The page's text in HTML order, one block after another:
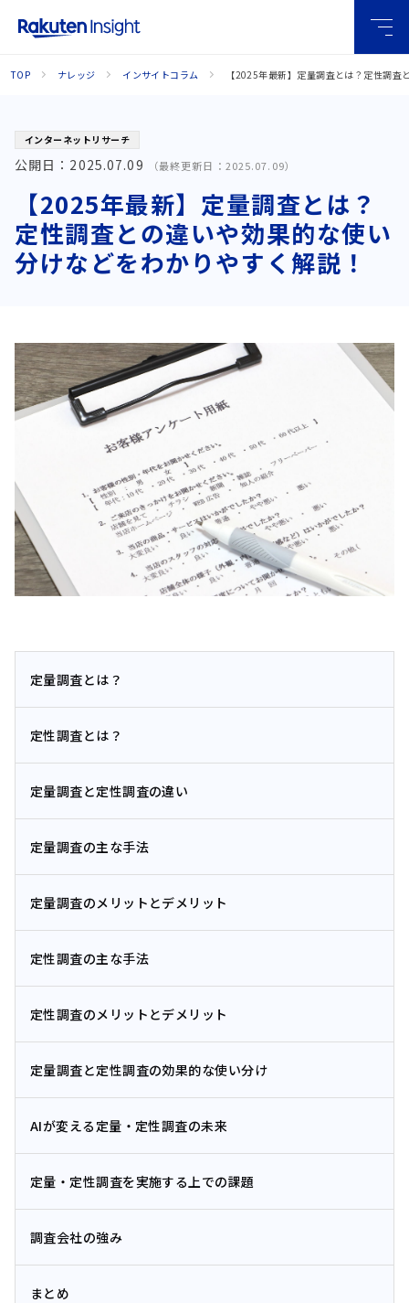
TOP ナレッジ インサイトコラム 【2025年最新】定量調査とは？定性調
インターネットリサーチ
公開日： 2025.07.09 （最終更新日： 2025.07.09）
【2025年最新】定量調査とは？
定性調査との違いや効果的な使い
分けなどをわかりやすく解説！
定量調査とは？
定性調査とは？
定量調査と定性調査の違い
定量調査の主な手法
定量調査のメリットとデメリット
定性調査の主な手法
定性調査のメリットとデメリット
定量調査と定性調査の効果的な使い分け
AIが変える定量・定性調査の未来
定量・定性調査を実施する上での課題
調査会社の強み
まとめ